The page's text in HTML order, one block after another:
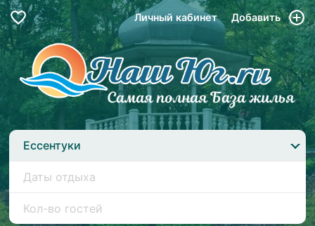
Личный кабинет Добавить
Ессентуки